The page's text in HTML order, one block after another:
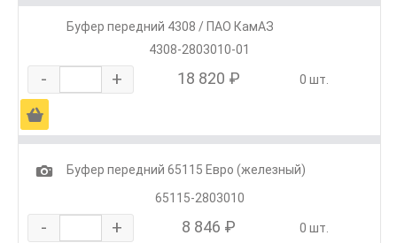
Буфер передний 4308 / ПАО КамАЗ
4308-2803010-01
- + 18 820 ₽ 0 шт.
Ä
1
Буфер передний 65115 Евро (железный)
65115-2803010
- + 8 846 ₽ 0 шт.